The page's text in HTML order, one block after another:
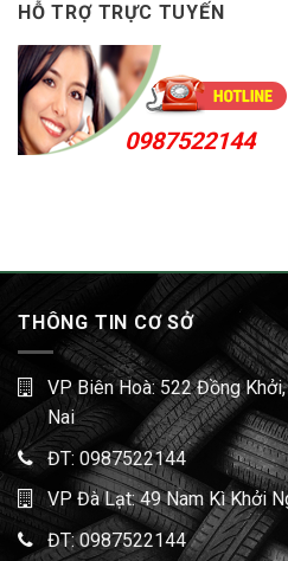
HỖ TRỢ TRỰC TUYẾN
0987522144
THÔNG TIN CƠ SỞ
VP Biên Hoà: 522 Đồng
Nai
ĐT: 0987522144
VP Đà Lạt: 49 Nam Kì Khởi
ĐT:0987522144